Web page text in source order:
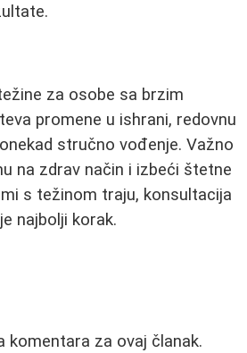
za osobe sa brzim
promene u ishrani, redovnu
stručno vođenje. Važno
na zdrav način i izbeći štetne
s težinom traju, konsultacija
najbolji korak.
komentara za ovaj članak.